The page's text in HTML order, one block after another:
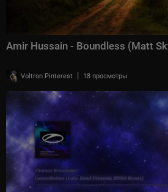
Amir Hussain - Boundless (Matt
Voltron Pinterest | 18 просмотры